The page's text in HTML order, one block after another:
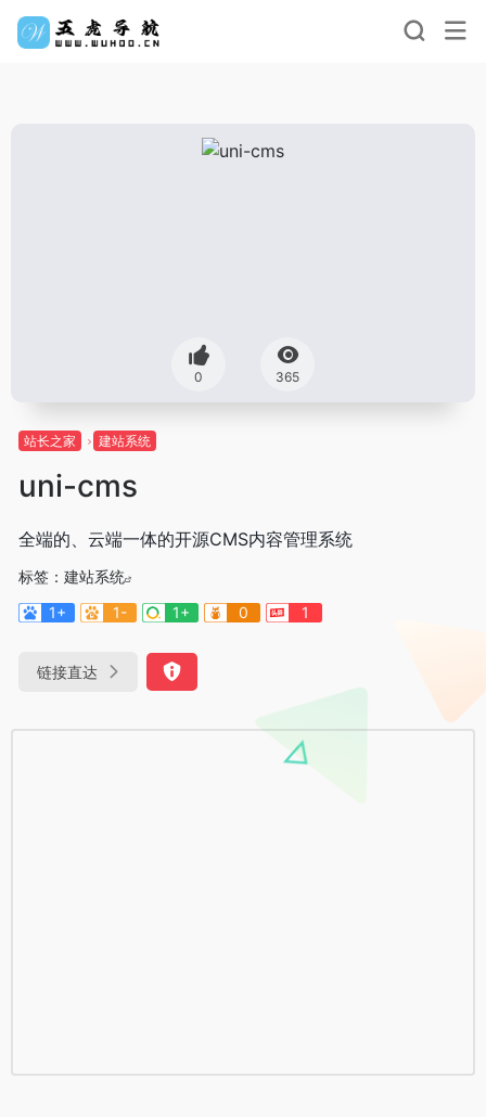
0 365
站长之家 建站系统
uni-cms
全端的、云端一体的开源CMS内容管理系统
标签： 建站系统
1+
1- 1+ 0 1
链接直达